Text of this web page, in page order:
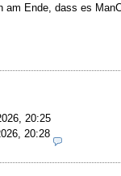
Ende, dass es
20:25
20:28